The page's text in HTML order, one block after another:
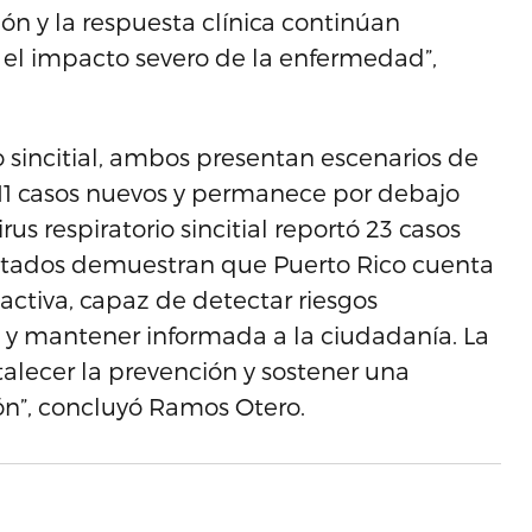
y la respuesta clínica continúan
impacto severo de la enfermedad”,
ambos presentan escenarios de
casos nuevos y permanece por debajo
respiratorio sincitial reportó 23 casos
demuestran que Puerto Rico cuenta
capaz de detectar riesgos
mantener informada a la ciudadanía. La
la prevención y sostener una
concluyó Ramos Otero.